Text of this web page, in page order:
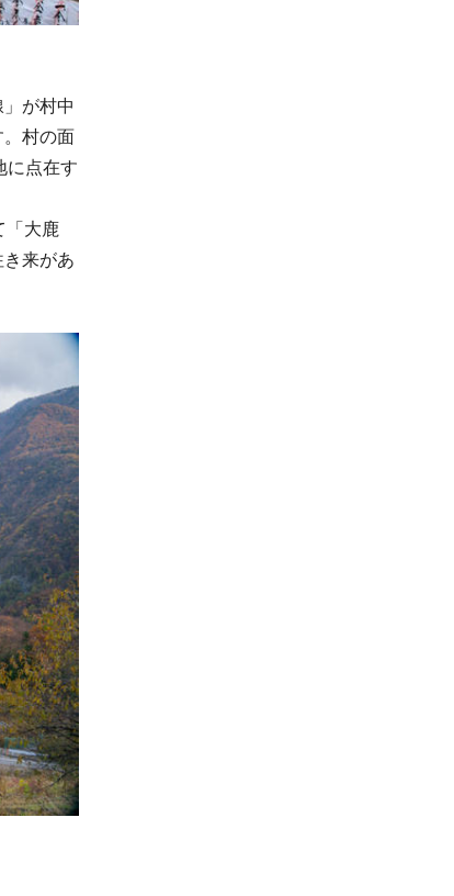
が村中
。村の面
に点在す
「大鹿
来があ